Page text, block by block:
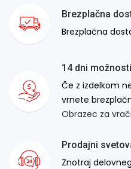
Brezplačna
Brezplačna
14 dni
Če z izdelkom
vrnete
Obrazec za
Prodajni
Znotraj